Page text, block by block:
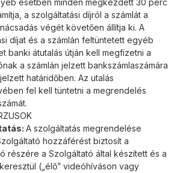
esetben minden megkezdett 30 perc
a szolgáltatási díjról a számlát a
végét követően állítja ki. A
díjat és a számlán feltüntetett egyéb
banki átutalás útján kell megfizetni a
a számlán jelzett bankszámlaszámára
határidőben. Az utalás
fel kell tüntetni a megrendelés
A szolgáltatás megrendelése
hozzáférést biztosít a
részére a Szolgáltató által készített és a
(„élő” videóhíváson vagy